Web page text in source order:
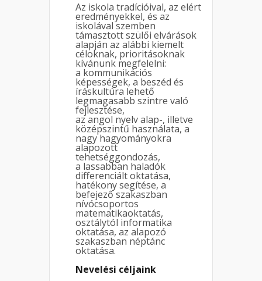
Az iskola tradícióival, az elért
eredményekkel, és az
iskolával szemben
támasztott szülői elvárások
alapján az alábbi kiemelt
céloknak, prioritásoknak
kívánunk megfelelni:
a kommunikációs
képességek, a beszéd és
íráskultúra lehető
legmagasabb szintre való
fejlesztése,
az angol nyelv alap-, illetve
középszintű használata, a
nagy hagyományokra
alapozott
tehetséggondozás,
a lassabban haladók
differenciált oktatása,
hatékony segítése, a
befejező szakaszban
nívócsoportos
matematikaoktatás,
osztálytól informatika
oktatása, az alapozó
szakaszban néptánc
oktatása.
Nevelési céljaink